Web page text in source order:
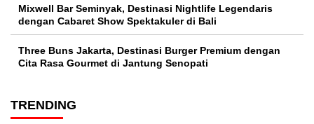
Mixwell Bar Seminyak, Destinasi Nightlife Legendaris
dengan Cabaret Show Spektakuler di Bali
Three Buns Jakarta, Destinasi Burger Premium dengan
Cita Rasa Gourmet di Jantung Senopati
TRENDING